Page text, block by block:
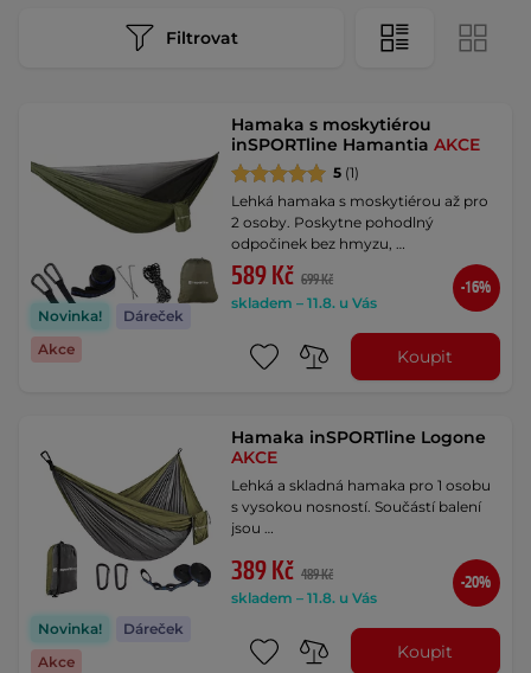
Filtrovat
Novinka!
Dáreček
Akce
Hamaka s moskytiérou
inSPORTline HamantiaAKCE
5 (1)
Lehká hamaka s moskytiérou až pro
2 osoby. Poskytne pohodlný
odpočinek bez hmyzu, …
589 Kč 699 Kč
skladem – 11.8. u Vás
-16%
Koupit
Novinka!
Dáreček
Akce
Hamaka inSPORTline Logone
AKCE
Lehká a skladná hamaka pro 1 osobu
s vysokou nosností. Součástí balení
jsou …
389 Kč 489 Kč
skladem – 11.8. u Vás
-20%
Koupit